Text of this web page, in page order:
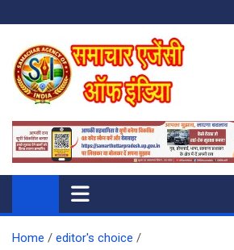
to
content
SAMACHAR
My WordPress Blog
Home
editor's choice